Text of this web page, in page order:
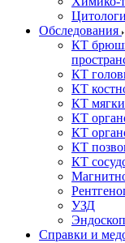
Обследования
КТ
КТ
КТ
КТ
КТ
КТ
КТ
КТ
УЗД
Справки и